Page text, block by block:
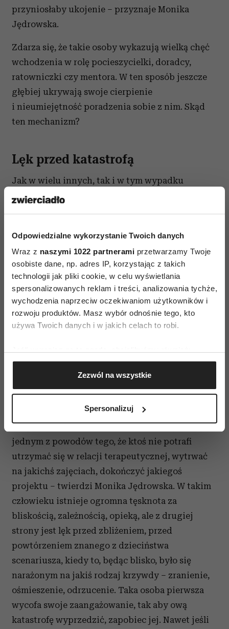
Odpowiedzialne wykorzystanie Twoich danych
Wraz z naszymi 1022 partnerami przetwarzamy Twoje
osobiste dane, np. adres IP, korzystając z takich
technologii jak pliki cookie, w celu wyświetlania
spersonalizowanych reklam i treści, analizowania tychże,
wychodzenia naprzeciw oczekiwaniom użytkowników i
rozwoju produktów. Masz wybór odnośnie tego, kto
używa Twoich danych i w jakich celach to robi.
Gromadzić dane dotyczące Twojej lokalizacji
geograficznej z dokładnością nawet do kilku metrów
Identyfikować Twoje urządzenie, aktywnie
(fingerprinting, czyli wirtualny odcisk palca)
dane są przetwarzane oraz ustaw własne preferencje w
sekcji szczegółów
. W Deklaracji plików cookie możesz
Wykorzystujemy pliki cookie do spersonalizowania treści
i reklam, aby oferować funkcje społecznościowe i
analizować ruch w naszej witrynie. Informacje o tym, jak
korzystasz z naszej witryny, udostępniamy partnerom
społecznościowym, reklamowym i analitycznym.
Partnerzy mogą połączyć te informacje z innymi danymi
otrzymanymi od Ciebie lub uzyskanymi podczas
korzystania z ich usług.
Zezwól na wszystkie
Spersonalizuj
przyniosłaby ukojenie – przyznaje Monika
Jędrowska.
Zdarza się, że takie osoby wykazują wielką chęć
wchodzenia w rolę pocieszycielki, doradcy,
ratowniczki czy mentora. W ten sposób jeszcze
głębiej ukrywają swoje cierpienie
i nieumiejętność poradzenia sobie z nim. Skąd
ten mechanizm?
Lęk przed katastrofą
Jak w wielu innych, tak i w tym wypadku
kluczowe są relacje. Dzieciom coraz częściej
milczenie lub zabieranie głosu. Do tego dochodzi
brak czasu na bliskość z rodziną, a to odbiera
poczucie stabilizacji i bezpieczeństwa. Z tego
powodu dziecko dorasta w atmosferze
pozbawionej warunków potrzebnych do
zbudowania zaufania, najpierw do innych,
a potem do samego siebie. W konsekwencji
zarazem niepotrafiących im zaufać, z niskim
i zmiennym poczuciem własnej wartości, a co
najważniejsze – niepotrafiących budować
autentycznych i trwałych relacji z innymi.
– Deficyt w umiejętności tworzenia więzi jest
jednym z powodów tego, że ktoś nie potrafi
utrzymać się w relacji terapeutycznej, wytrwać
na jakichś zajęciach, dokończyć jakiegoś
projektu – twierdzi Monika Jędrowska. W takim
człowieku istnieje ogromna tęsknota za
bliskością, zależnością, opieką, ale z drugiej
strony jest lęk przed zbliżeniem, przed
powtórzeniem znanego z dzieciństwa
scenariusza, kiedy to, będąc blisko, było się
narażonym na jakiś rodzaj krzywdy – zranienie,
ośmieszenie, odrzucenie. Taka osoba pierwsza
wycofa swoje zaangażowanie, tak aby ową
katastrofę wyprzedzić, zapobiec jej. Nawet jeśli